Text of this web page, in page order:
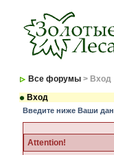
Все форумы > Вход
Вход
Введите ниже Ваши
Attention!